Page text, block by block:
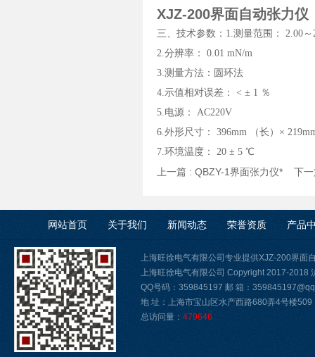
XJZ-200界面自动张力仪
三、技术参数：1.测量范围： 2.00～
2.分辨率： 0.01 mN/m
3.测量方法：圆环法
4.示值相对误差： < ± 1 ％
5.电源： AC220V
6.外形尺寸： 396mm （长）×
7.环境温度： 20 ± 5 ℃
上一篇 : QBZY-1界面张力仪* 下
网站首页 关于我们 新闻动态 荣誉资质 产品
上海旺徐电气有限公司专业提供XJZ-200界面
上海旺徐电气有限公司 Copyright 2017-2018
QQ号码：359845197 邮 箱：
地 址：上海市宝山区水产西路680弄4号楼509
总访问量： 479646